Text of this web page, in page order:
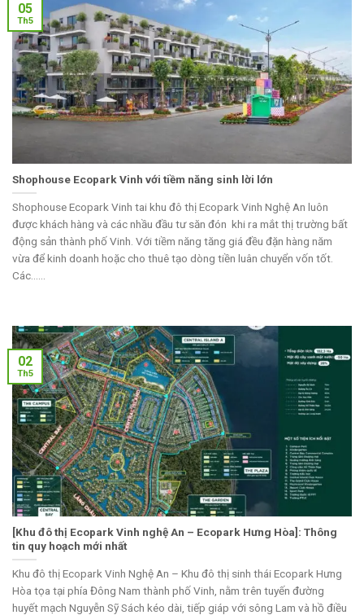
Shophouse Ecopark Vinh với tiềm năng sinh lời lớn
Shophouse Ecopark Vinh tai khu đô thị Ecopark Vinh Nghệ An luôn
được khách hàng và các nhầu đầu tư săn đón khi ra mắt thị trường bất
động sản thành phố Vinh. Với tiềm năng tăng giá đều đặn hàng năm
vừa để kinh doanh hoặc cho thuê tạo dòng tiền luân chuyển vốn tốt.
Các......
05
Th5
[Khu đô thị Ecopark Vinh nghệ An – Ecopark Hưng Hòa]: Thông
tin quy hoạch mới nhất
Khu đô thị Ecopark Vinh Nghệ An – Khu đô thị sinh thái Ecopark Hưng
Hòa tọa tại phía Đông Nam thành phố Vinh, nằm trên tuyến đường
huyết mạch Nguyễn Sỹ Sách kéo dài, tiếp giáp với sông Lam và hồ điều
02
Th5